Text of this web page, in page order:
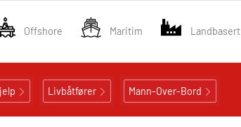
Offshore Maritim Landbasert
Livbåtfører Mann-Over-Bord